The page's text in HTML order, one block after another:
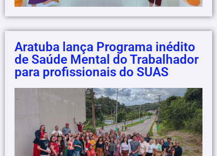
Aratuba lança Programa inédito
de Saúde Mental do Trabalhador
para profissionais do SUAS